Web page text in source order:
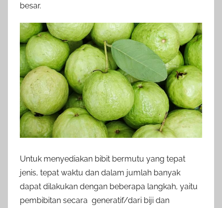
besar.
Untuk menyediakan bibit bermutu yang tepat
jenis, tepat waktu dan dalam jumlah banyak
dapat dilakukan dengan beberapa langkah, yaitu
pembibitan secara generatif/dari biji dan